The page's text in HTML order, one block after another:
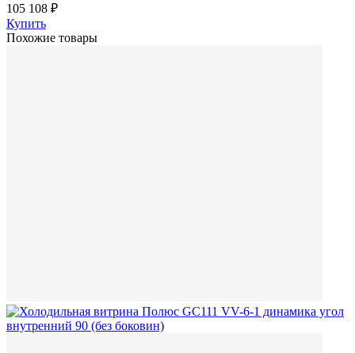
105 108 ₽
Купить
Похожие товары